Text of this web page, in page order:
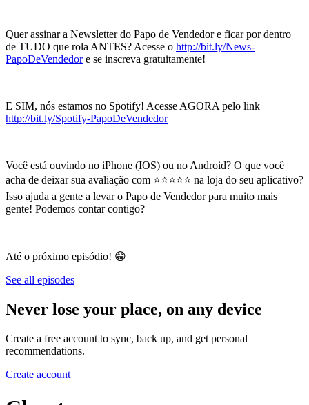
Quer assinar a Newsletter do Papo de Vendedor e ficar por dentro
de TUDO que rola ANTES? Acesse o http://bit.ly/News-
PapoDeVendedore se inscreva gratuitamente!
E SIM, nós estamos no Spotify! Acesse AGORA pelo link
http://bit.ly/Spotify-PapoDeVendedor
Você está ouvindo no iPhone (IOS) ou no Android? O que você
acha de deixar sua avaliação com ⭐⭐⭐⭐⭐ na loja do seu aplicativo?
Isso ajuda a gente a levar o Papo de Vendedor para muito mais
gente! Podemos contar contigo?
Até o próximo episódio! 😁
See all episodes
Never lose your place, on any device
Create a free account to sync, back up, and get personal
recommendations.
Create account